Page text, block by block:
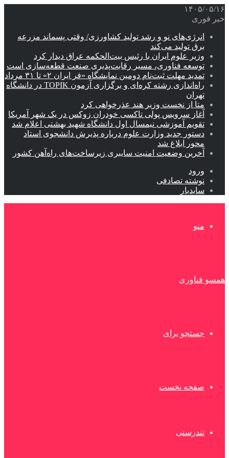
۱۴۰۵/۰۵/۱۶
خبر فوری
انرژی‌های نو و رشد تولید کشاورزی/ وقتی پسماند مزرعه‌
برق تولید می‌کند
وزیر علوم ایران با رئیس بیت‌الحکمه عراق دیدار کرد
توسعه فناوری، مسیر رقابت‌پذیری صنعت قطعه‌سازی است
تمدید مهلت ثبت‌نام دومین نمایشگاه «فر ایران ۲» تا ۳۱ مرداد
راه‌اندازی رشته کره‌ای و برگزاری آزمون TOPIK در دانشگاه
تهران
متا از نخست وزیر هند عذرخواهی کرد
آغاز سرویس پولی تاکسی خودران زوکس در یک شهر آمریکا
تقویم آموزشی نیمسال اول دانشگاه شهید بهشتی اعلام شد
دستور جدید وزارت علوم درباره پذیرش دانشجوی استاد
محور ابلاغ شد
آخرین وضعیت امنیت سایبری زیرساخت‌های راه‌آهن کشور
ورود
نوشته تصادفی
سایدبار
منو
همسو فناوری
جستجو برای
صفحه نخست
تندرستی